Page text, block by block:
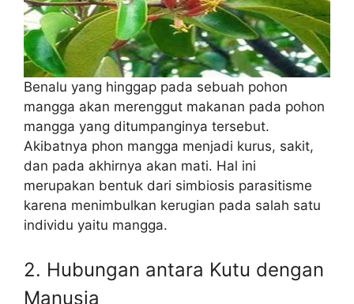
Benalu yang hinggap pada sebuah pohon
mangga akan merenggut makanan pada pohon
mangga yang ditumpanginya tersebut.
Akibatnya phon mangga menjadi kurus, sakit,
dan pada akhirnya akan mati. Hal ini
merupakan bentuk dari simbiosis parasitisme
karena menimbulkan kerugian pada salah satu
individu yaitu mangga.
2. Hubungan antara Kutu dengan
Manusia